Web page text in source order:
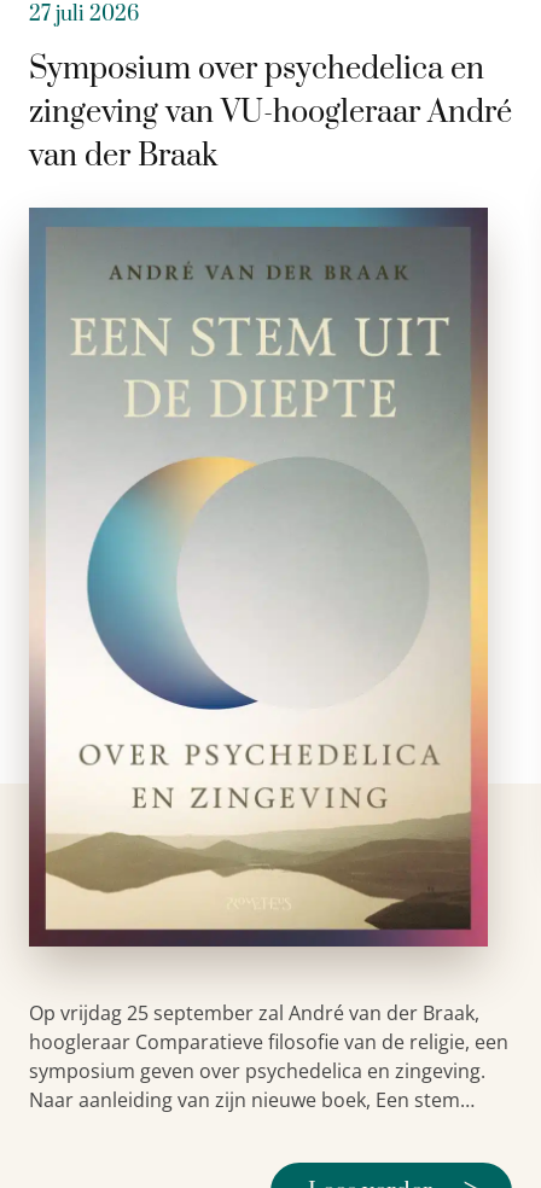
27 juli 2026
Symposium over psychedelica en
zingeving van VU-hoogleraar André
van der Braak
Op vrijdag 25 september zal André van der Braak,
hoogleraar Comparatieve filosofie van de religie, een
symposium geven over psychedelica en zingeving.
Naar aanleiding van zijn nieuwe boek, Een stem…